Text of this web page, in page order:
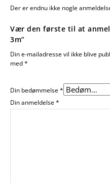
Der er endnu ikke nogle
Vær den første til at
3m”
Din e-mailadresse vil ikke blive
med*
Din bedømmelse*
Din anmeldelse*